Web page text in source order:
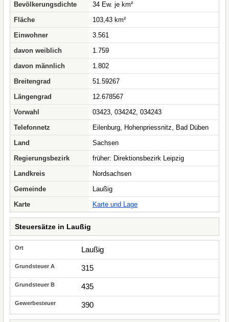
Bevölkerungsdichte
34 Ew. je km²
Fläche
103,43 km²
Einwohner
3.561
davon weiblich
1.759
davon männlich
1.802
Breitengrad
51.59267
Längengrad
12.678567
Vorwahl
03423, 034242, 034243
Telefonnetz
Eilenburg, Hohenpriessnitz, Bad Düben
Land
Sachsen
Regierungsbezirk
früher: Direktionsbezirk Leipzig
Landkreis
Nordsachsen
Gemeinde
Laußig
Karte
Karte und Lage
Steuersätze in Laußig
Laußig
315
435
390